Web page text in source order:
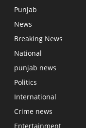
Punjab
News
Breaking News
National
punjab news
Politics
International
Crime news
Entertainment